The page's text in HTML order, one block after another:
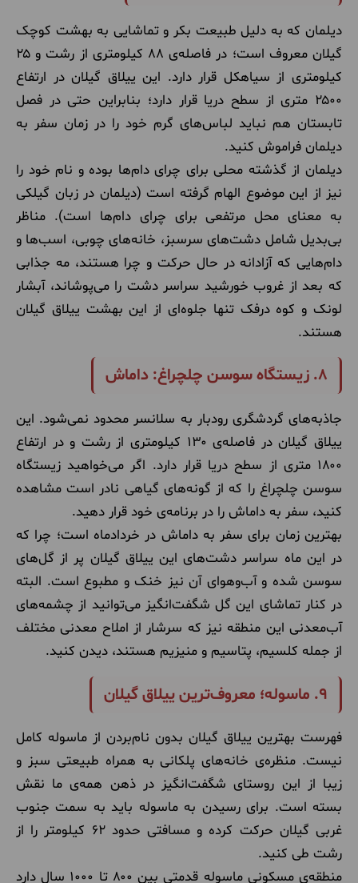
دیلمان که به دلیل طبیعت بکر و تماشایی به بهشت کوچک
گیلان معروف است؛ در فاصله‌ی ۸۸ کیلومتری از رشت و ۲۵
کیلومتری از سیاهکل قرار دارد. این ییلاق گیلان در ارتفاع
۲۵۰۰ متری از سطح دریا قرار دارد؛ بنابراین حتی در فصل
تابستان هم نباید لباس‌های گرم خود را در زمان سفر به
دیلمان فراموش کنید.
دیلمان از گذشته محلی برای چرای دام‌ها بوده و نام خود را
نیز از این موضوع الهام گرفته است (دیلمان در زبان گیلکی
به معنای محل مرتفعی برای چرای دام‌ها است). مناظر
بی‌بدیل شامل دشت‌های سرسبز، خانه‌های چوبی، اسب‌ها و
دام‌هایی که آزادانه در حال حرکت و چرا هستند، مه جذابی
که بعد از غروب خورشید سراسر دشت را می‌پوشاند، آبشار
لونک و کوه درفک تنها جلوه‌ای از این بهشت ییلاق گیلان
هستند.
۸. زیستگاه سوسن چلچراغ: داماش
جاذبه‌های گردشگری رودبار به سلانسر محدود نمی‌شود. این
ییلاق گیلان در فاصله‌ی ۱۳۰ کیلومتری از رشت و در ارتفاع
۱۸۰۰ متری از سطح دریا قرار دارد. اگر می‌خواهید زیستگاه
سوسن چلچراغ را که از گونه‌های گیاهی نادر است مشاهده
کنید، سفر به داماش را در برنامه‌ی خود قرار دهید.
بهترین زمان برای سفر به داماش در خردادماه است؛ چرا که
در این ماه سراسر دشت‌های این ییلاق گیلان پر از گل‌های
سوسن شده و آب‌وهوای آن نیز خنک و مطبوع است. البته
در کنار تماشای این گل شگفت‌انگیز می‌توانید از چشمه‌های
آب‌معدنی این منطقه نیز که سرشار از املاح معدنی مختلف
از جمله کلسیم،‌ پتاسیم و منیزیم هستند، دیدن کنید.
۹. ماسوله؛ معروف‌ترین ییلاق گیلان
فهرست بهترین ییلاق گیلان بدون نام‌بردن از ماسوله کامل
نیست. منظره‌ی خانه‌های پلکانی به همراه طبیعتی سبز و
زیبا از این روستای شگفت‌انگیز در ذهن همه‌ی ما نقش
بسته است. برای رسیدن به ماسوله باید به سمت جنوب
غربی گیلان حرکت کرده و مسافتی حدود ۶۲ کیلومتر را از
رشت طی کنید.
منطقه‌ی مسکونی ماسوله قدمتی بین ۸۰۰ تا ۱۰۰۰ سال دارد